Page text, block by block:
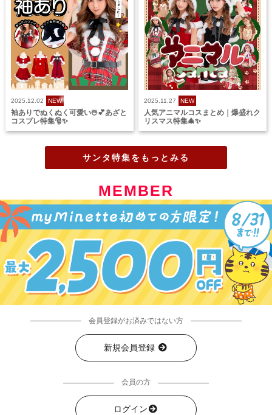
2025.12.02 NEW
袖ありでぬくぬく可愛い☃️💕あざと
コスプレ特集🎅✨
2025.11.27 NEW
人気アニマルコスまとめ｜爆盛れク
リスマス特集🎄✨
サンタ特集をもっとみる
MEMBER
会員登録がお済みではない方
新規会員登録
会員の方
ログイン